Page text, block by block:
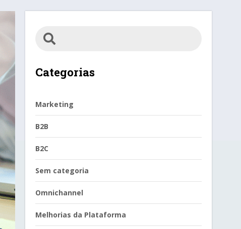
Categorias
Marketing
B2B
B2C
Sem categoria
Omnichannel
Melhorias da Plataforma